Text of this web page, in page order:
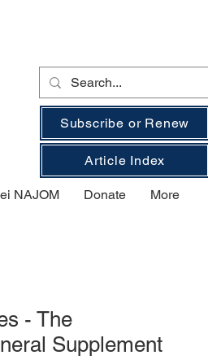
Subscribe or Renew
Article Index
NAJOM Donate More
- The
Supplement